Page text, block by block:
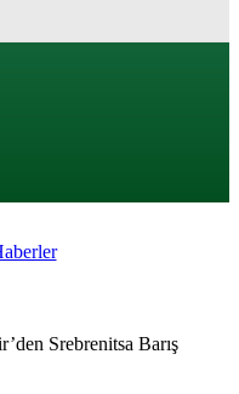
Srebrenitsa Barış